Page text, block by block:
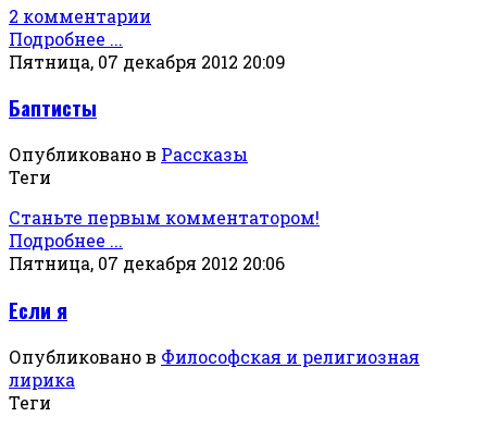
2 комментарии
Подробнее ...
Пятница, 07 декабря 2012 20:09
Баптисты
Опубликовано в Рассказы
Теги
Станьте первым комментатором!
Подробнее ...
Пятница, 07 декабря 2012 20:06
Если я
Опубликовано в Философская и религиозная
лирика
Теги